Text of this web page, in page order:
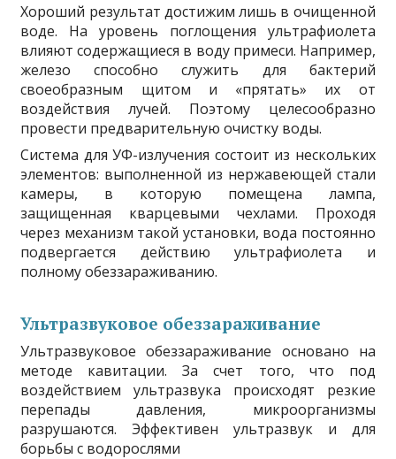
Хороший результат достижим лишь в очищенной
воде. На уровень поглощения ультрафиолета
влияют содержащиеся в воду примеси. Например,
железо способно служить для бактерий
своеобразным щитом и «прятать» их от
воздействия лучей. Поэтому целесообразно
провести предварительную очистку воды.
Система для УФ-излучения состоит из нескольких
элементов: выполненной из нержавеющей стали
камеры, в которую помещена лампа,
защищенная кварцевыми чехлами. Проходя
через механизм такой установки, вода постоянно
подвергается действию ультрафиолета и
полному обеззараживанию.
Ультразвуковое обеззараживание
Ультразвуковое обеззараживание основано на
методе кавитации. За счет того, что под
воздействием ультразвука происходят резкие
перепады давления, микроорганизмы
разрушаются. Эффективен ультразвук и для
борьбы с водорослями